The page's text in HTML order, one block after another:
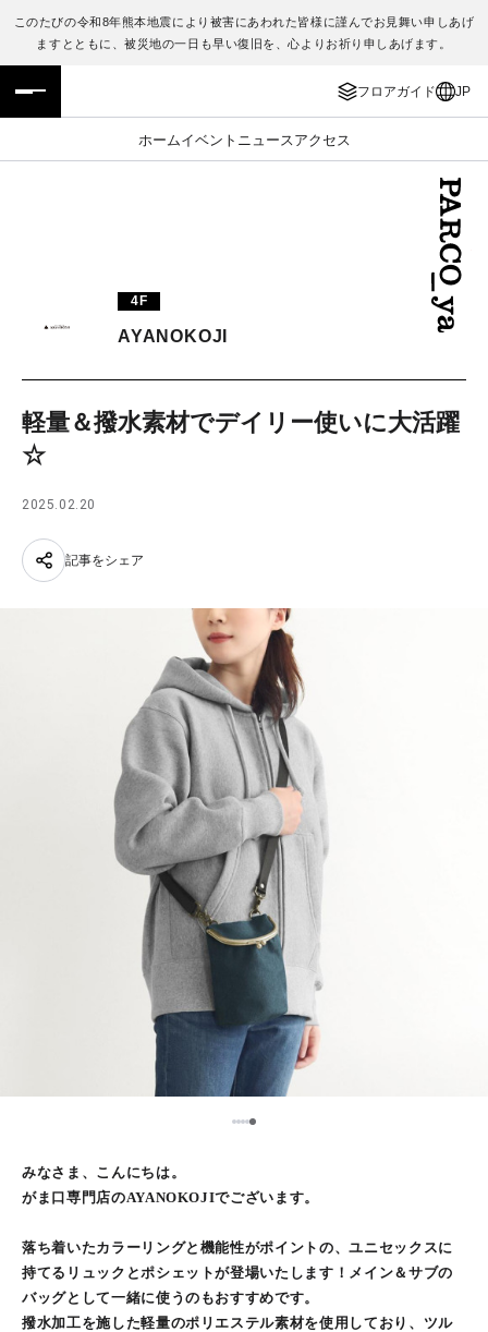
このたびの令和8年熊本地震により被害にあわれた皆様に謹んでお見舞い申しあげ
ますとともに、被災地の一日も早い復旧を、心よりお祈り申しあげます。
フロアガイド JP
ホームイベント ニュース アクセス
フロアガイド
施設案内・アクセス
TAX FREE
ENGLISH
繁体字
日本語
4F
AYANOKOJI
軽量＆撥水素材でデイリー使いに大活躍
☆
2025.02.20
記事をシェア
1234
みなさま、こんにちは。
がま口専門店のAYANOKOJIでございます。
落ち着いたカラーリングと機能性がポイントの、ユニセックスに
持てるリュックとポシェットが登場いたします！メイン＆サブの
バッグとして一緒に使うのもおすすめです。
撥水加工を施した軽量のポリエステル素材を使用しており、ツル